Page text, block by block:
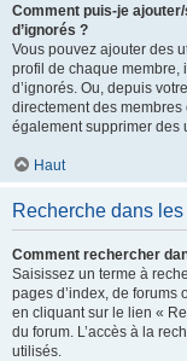
Comment puis-je
d’ignorés ?
Vous pouvez ajouter des
profil de chaque membre,
d’ignorés. Ou, depuis
directement des membres
également supprimer des
Haut
Recherche dans
Comment rechercher
Saisissez un terme à
pages d’index, de forums
en cliquant sur le lien «
du forum. L’accès à la
utilisés.